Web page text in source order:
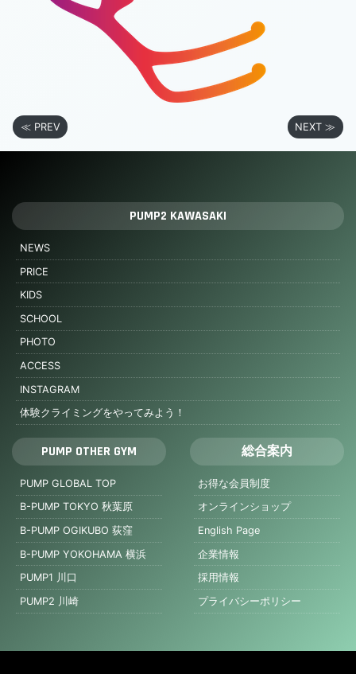
≪ PREV NEXT ≫
PUMP2 KAWASAKI
NEWS
PRICE
KIDS
SCHOOL
PHOTO
ACCESS
INSTAGRAM
体験クライミングをやってみよう！
PUMP OTHER GYM
PUMP GLOBAL TOP
B-PUMP TOKYO 秋葉原
B-PUMP OGIKUBO 荻窪
B-PUMP YOKOHAMA 横浜
PUMP1 川口
PUMP2 川崎
総合案内
お得な会員制度
オンラインショップ
English Page
企業情報
採用情報
プライバシーポリシー